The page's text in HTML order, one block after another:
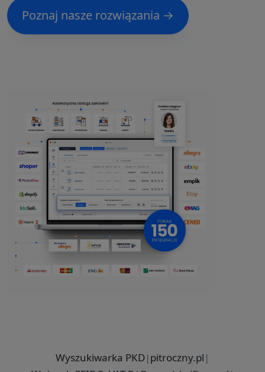
Poznaj nasze rozwiązania →
Wyszukiwarka PKD| pitroczny.pl |